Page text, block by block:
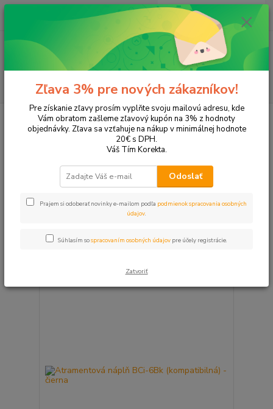
Hľadať
ks
za 0,00 EUR
Tonery a náplne do tlačiarní Canon i9100
Upresniť parametre
Najdrahšie
Zobrazujem 1-4 z 4
Zľava 3% pre nových zákazníkov!
Pre získanie zľavy prosím vyplňte svoju mailovú adresu, kde
Vám obratom zašleme zľavový kupón na 3% z hodnoty
objednávky. Zľava sa vzťahuje na nákup v minimálnej hodnote
20€ s DPH.
Váš Tím Korekta.
Odoslať
Prajem si odoberať novinky e-mailom podľa podmienok spracovania osobných
údajov.
Súhlasím sospracovaním osobných údajov pre účely registrácie.
Zatvoriť